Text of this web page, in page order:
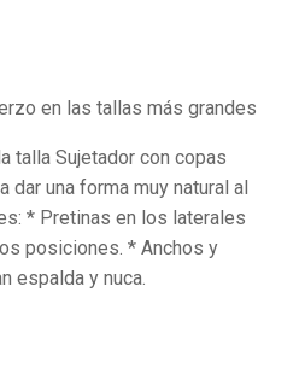
en las tallas más grandes
talla Sujetador con copas
una forma muy natural al
* Pretinas en los laterales
posiciones. * Anchos y
espalda y nuca.